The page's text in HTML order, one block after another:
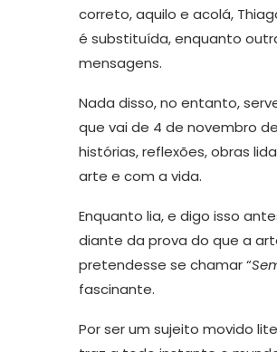
correto, aquilo e acolá,
é substituída, enquanto
mensagens.
Nada disso, no entanto,
que vai de 4 de novembro
histórias, reflexões, obras
arte e com a vida.
Enquanto lia, e digo isso
diante da prova do que a
pretendesse se chamar “
fascinante.
Por ser um sujeito movido